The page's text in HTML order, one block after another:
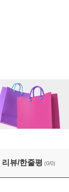
리뷰/한줄평 (0/0)